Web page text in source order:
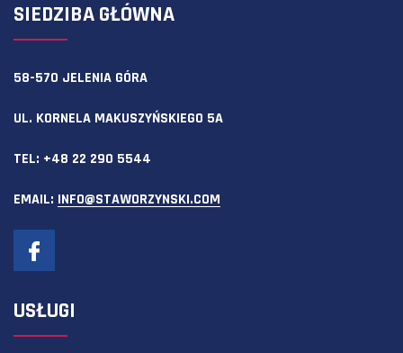
SIEDZIBA GŁÓWNA
58-570 JELENIA GÓRA
UL. KORNELA MAKUSZYŃSKIEGO 5A
TEL: +48 22 290 5544
EMAIL: INFO@STAWORZYNSKI.COM
USŁUGI